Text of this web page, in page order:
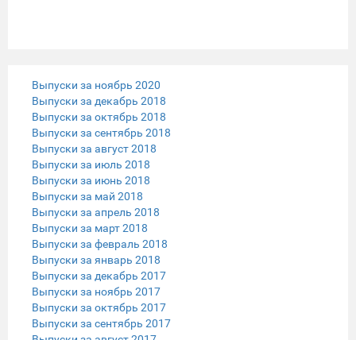
Выпуски за ноябрь 2020
Выпуски за декабрь 2018
Выпуски за октябрь 2018
Выпуски за сентябрь 2018
Выпуски за август 2018
Выпуски за июль 2018
Выпуски за июнь 2018
Выпуски за май 2018
Выпуски за апрель 2018
Выпуски за март 2018
Выпуски за февраль 2018
Выпуски за январь 2018
Выпуски за декабрь 2017
Выпуски за ноябрь 2017
Выпуски за октябрь 2017
Выпуски за сентябрь 2017